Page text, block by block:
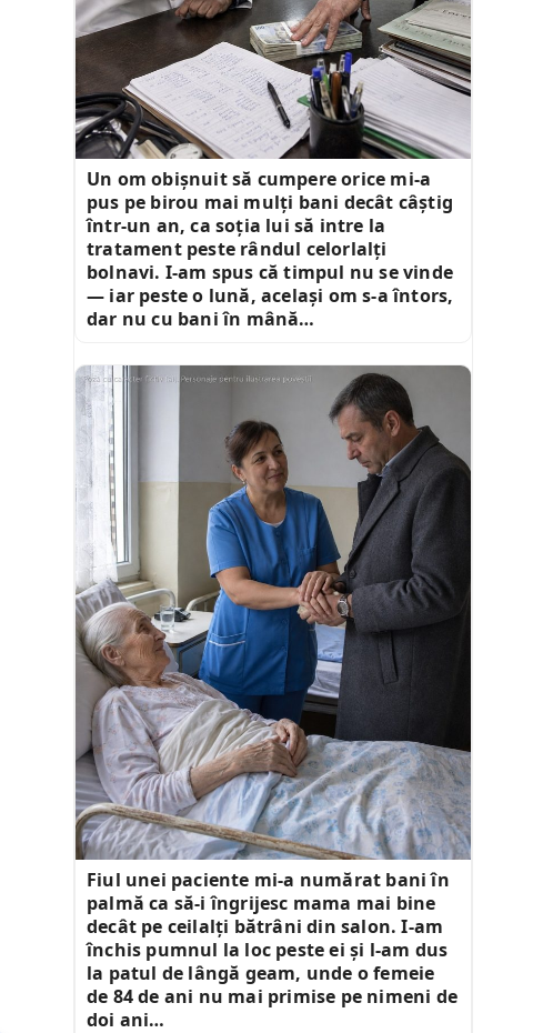
Un om obișnuit să cumpere orice mi-a
pus pe birou mai mulți bani decât câștig
într-un an, ca soția lui să intre la
tratament peste rândul celorlalți
bolnavi. I-am spus că timpul nu se vinde
— iar peste o lună, același om s-a întors,
dar nu cu bani în mână…
Fiul unei paciente mi-a numărat bani în
palmă ca să-i îngrijesc mama mai bine
decât pe ceilalți bătrâni din salon. I-am
închis pumnul la loc peste ei și l-am dus
la patul de lângă geam, unde o femeie
de 84 de ani nu mai primise pe nimeni de
doi ani…